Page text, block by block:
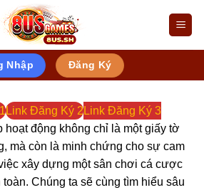
Nhập Đăng Ký
Link Đăng Ký 2Link Đăng Ký 3
hoạt động không chỉ là một giấy tờ
mà còn là minh chứng cho sự cam
xây dựng một sân chơi cá cược
Chúng ta sẽ cùng tìm hiểu sâu